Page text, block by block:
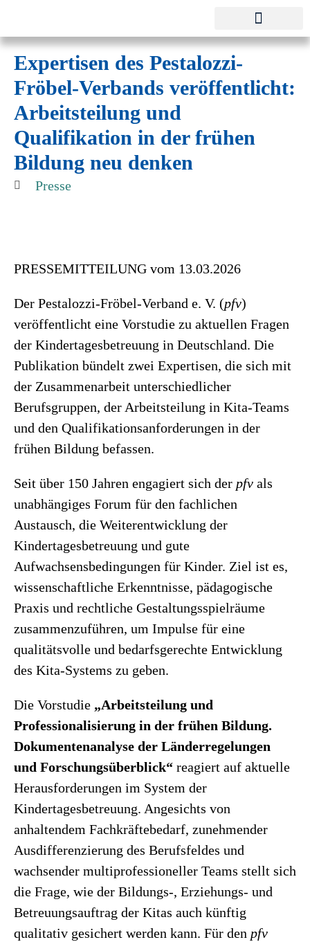
Pestalozzi-Fröbel-Verband e.V.
Expertisen des Pestalozzi-
Fröbel-Verbands veröffentlicht:
Arbeitsteilung und
Qualifikation in der frühen
Bildung neu denken
Presse
PRESSEMITTEILUNG vom 13.03.2026
Der Pestalozzi-Fröbel-Verband e. V. (pfv)
veröffentlicht eine Vorstudie zu aktuellen Fragen
der Kindertagesbetreuung in Deutschland. Die
Publikation bündelt zwei Expertisen, die sich mit
der Zusammenarbeit unterschiedlicher
Berufsgruppen, der Arbeitsteilung in Kita-Teams
und den Qualifikationsanforderungen in der
frühen Bildung befassen.
Seit über 150 Jahren engagiert sich der pfv als
unabhängiges Forum für den fachlichen
Austausch, die Weiterentwicklung der
Kindertagesbetreuung und gute
Aufwachsensbedingungen für Kinder. Ziel ist es,
wissenschaftliche Erkenntnisse, pädagogische
Praxis und rechtliche Gestaltungsspielräume
zusammenzuführen, um Impulse für eine
qualitätsvolle und bedarfsgerechte Entwicklung
des Kita-Systems zu geben.
Die Vorstudie „Arbeitsteilung und
Professionalisierung in der frühen Bildung.
Dokumentenanalyse der Länderregelungen
und Forschungsüberblick“ reagiert auf aktuelle
Herausforderungen im System der
Kindertagesbetreuung. Angesichts von
anhaltendem Fachkräftebedarf, zunehmender
Ausdifferenzierung des Berufsfeldes und
wachsender multiprofessioneller Teams stellt sich
die Frage, wie der Bildungs-, Erziehungs- und
Betreuungsauftrag der Kitas auch künftig
qualitativ gesichert werden kann. Für den pfv